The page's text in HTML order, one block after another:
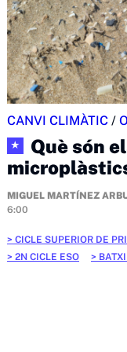
CANVI CLIMÀTIC /
★
Què són
MIGUEL MARTÍNEZ
6:00
CICLE SUPERIOR DE
2N CICLE ESO